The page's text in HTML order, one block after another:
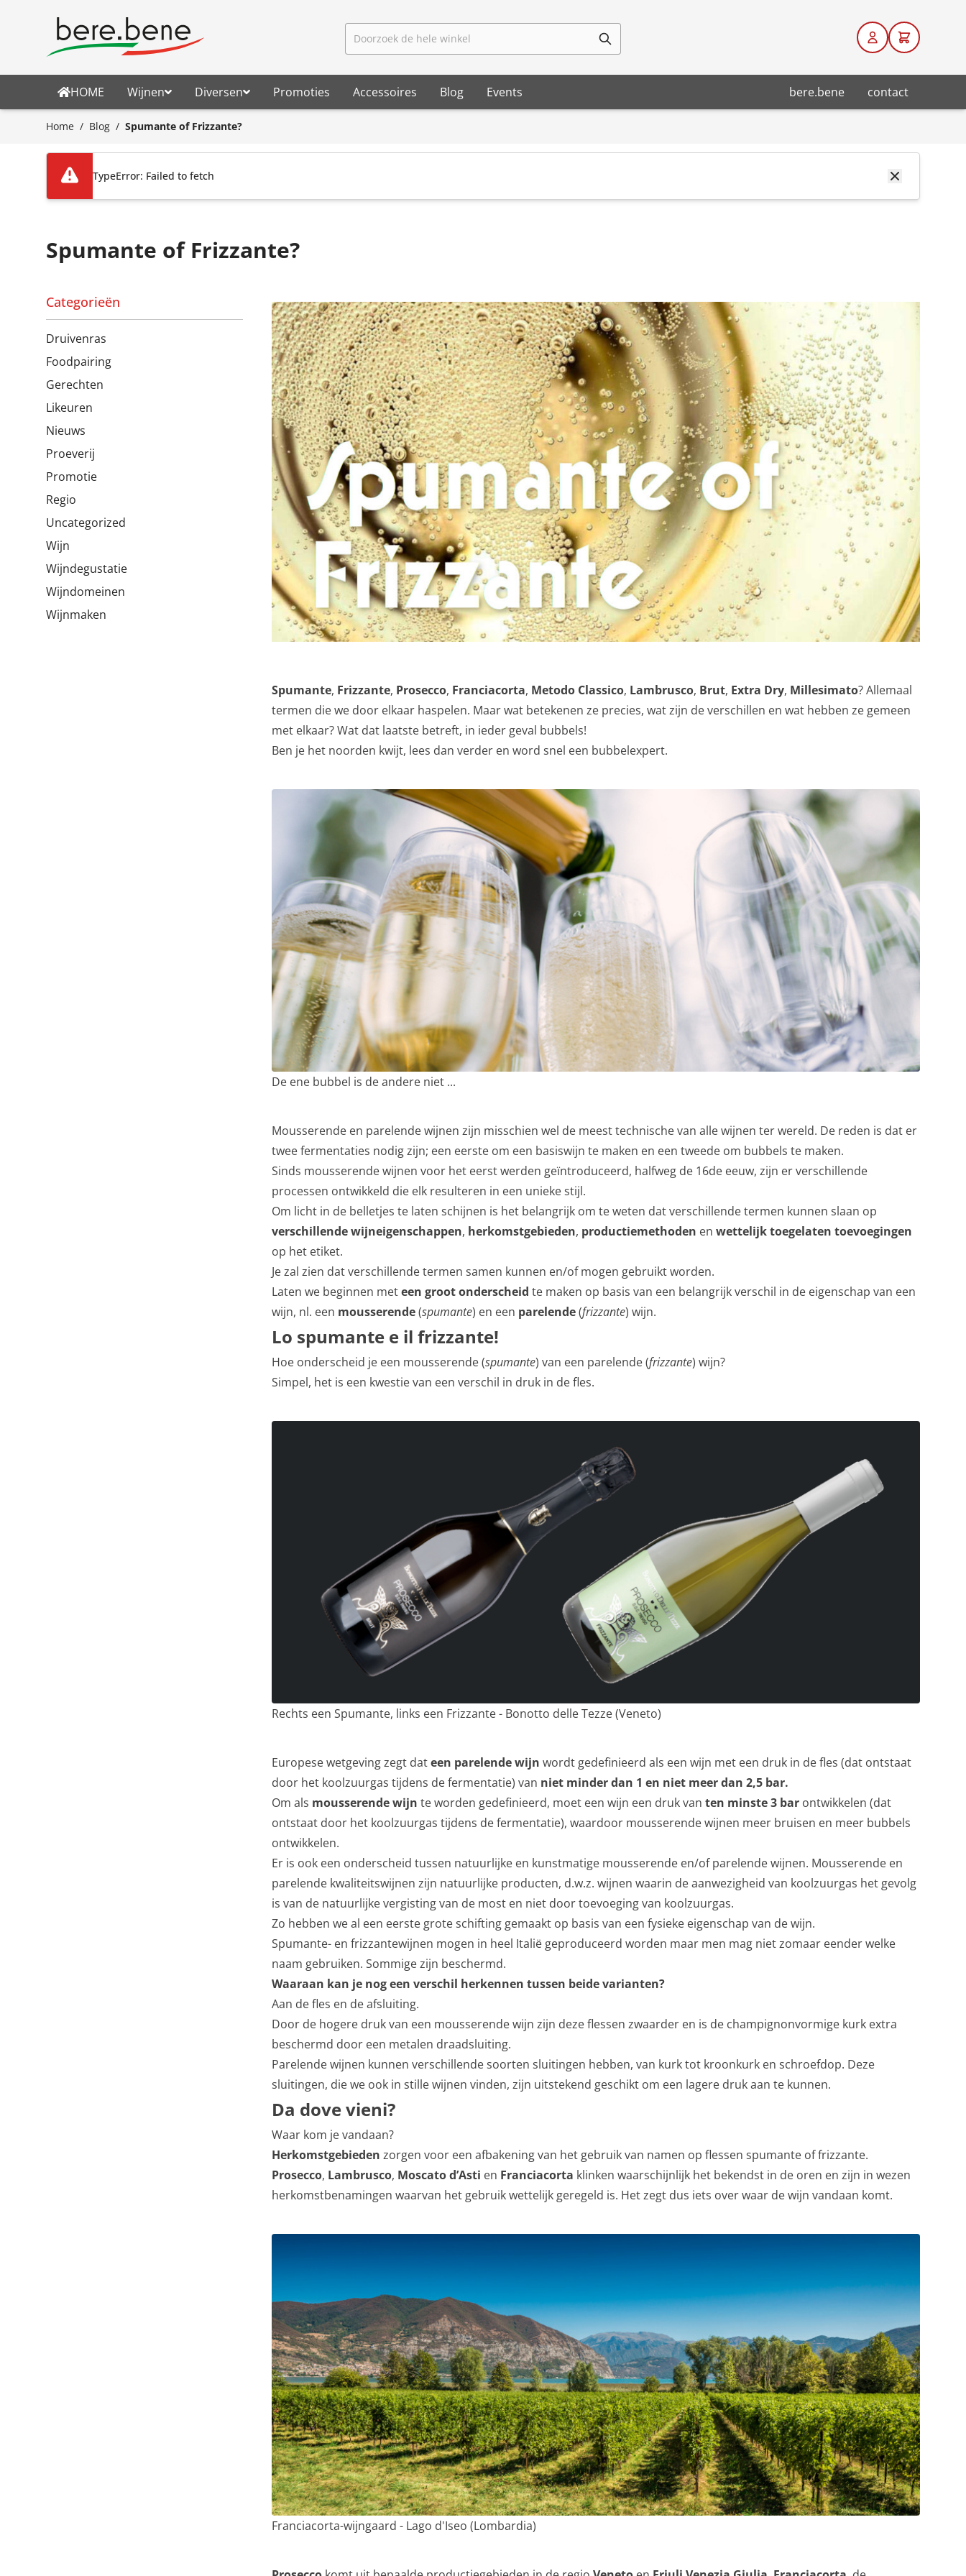
HOME Wijnen Diversen Promoties Accessoires Blog Events bere.bene contact
Doorzoek de hele winkel
Home / Blog / Spumante of Frizzante?
TypeError: Failed to fetch
Spumante of Frizzante?
Categorieën
Druivenras
Foodpairing
Gerechten
Likeuren
Nieuws
Proeverij
Promotie
Regio
Uncategorized
Wijn
Wijndegustatie
Wijndomeinen
Wijnmaken
Spumante, Frizzante, Prosecco, Franciacorta, Metodo Classico, Lambrusco, Brut, Extra Dry, Millesimato? Allemaal
termen die we door elkaar haspelen. Maar wat betekenen ze precies, wat zijn de verschillen en wat hebben ze gemeen
met elkaar? Wat dat laatste betreft, in ieder geval bubbels!
Ben je het noorden kwijt, lees dan verder en word snel een bubbelexpert.
De ene bubbel is de andere niet ...
Mousserende en parelende wijnen zijn misschien wel de meest technische van alle wijnen ter wereld. De reden is dat er
twee fermentaties nodig zijn; een eerste om een basiswijn te maken en een tweede om bubbels te maken.
Sinds mousserende wijnen voor het eerst werden geïntroduceerd, halfweg de 16de eeuw, zijn er verschillende
processen ontwikkeld die elk resulteren in een unieke stijl.
Om licht in de belletjes te laten schijnen is het belangrijk om te weten dat verschillende termen kunnen slaan op
verschillende wijneigenschappen, herkomstgebieden, productiemethoden en wettelijk toegelaten toevoegingen
op het etiket.
Je zal zien dat verschillende termen samen kunnen en/of mogen gebruikt worden.
Laten we beginnen meteen groot onderscheid te maken op basis van een belangrijk verschil in de eigenschap van een
wijn, nl. een mousserende(spumante) en een parelende(frizzante) wijn.
Lo spumante e il frizzante!
Hoe onderscheid je een mousserende (spumante) van een parelende (frizzante) wijn?
Simpel, het is een kwestie van een verschil in druk in de fles.
Rechts een Spumante, links een Frizzante - Bonotto delle Tezze (Veneto)
Europese wetgeving zegt dateen parelende wijn wordt gedefinieerd als een wijn met een druk in de fles (dat ontstaat
door het koolzuurgas tijdens de fermentatie) van niet minder dan 1 en niet meer dan 2,5 bar.
Om als mousserende wijn te worden gedefinieerd, moet een wijn een druk van ten minste 3 bar ontwikkelen (dat
ontstaat door het koolzuurgas tijdens de fermentatie), waardoor mousserende wijnen meer bruisen en meer bubbels
ontwikkelen.
Er is ook een onderscheid tussen natuurlijke en kunstmatige mousserende en/of parelende wijnen. Mousserende en
parelende kwaliteitswijnen zijn natuurlijke producten, d.w.z. wijnen waarin de aanwezigheid van koolzuurgas het gevolg
is van de natuurlijke vergisting van de most en niet door toevoeging van koolzuurgas.
Zo hebben we al een eerste grote schifting gemaakt op basis van een fysieke eigenschap van de wijn.
Spumante- en frizzantewijnen mogen in heel Italië geproduceerd worden maar men mag niet zomaar eender welke
naam gebruiken. Sommige zijn beschermd.
Waaraan kan je nog een verschil herkennen tussen beide varianten?
Aan de fles en de afsluiting.
Door de hogere druk van een mousserende wijn zijn deze flessen zwaarder en is de champignonvormige kurk extra
beschermd door een metalen draadsluiting.
Parelende wijnen kunnen verschillende soorten sluitingen hebben, van kurk tot kroonkurk en schroefdop. Deze
sluitingen, die we ook in stille wijnen vinden, zijn uitstekend geschikt om een ​​lagere druk aan te kunnen.
Da dove vieni?
Waar kom je vandaan?
Herkomstgebieden zorgen voor een afbakening van het gebruik van namen op flessen spumante of frizzante.
Prosecco, Lambrusco, Moscato d’Asti en Franciacorta klinken waarschijnlijk het bekendst in de oren en zijn in wezen
herkomstbenamingen waarvan het gebruik wettelijk geregeld is. Het zegt dus iets over waar de wijn vandaan komt.
Franciacorta-wijngaard - Lago d'Iseo (Lombardia)